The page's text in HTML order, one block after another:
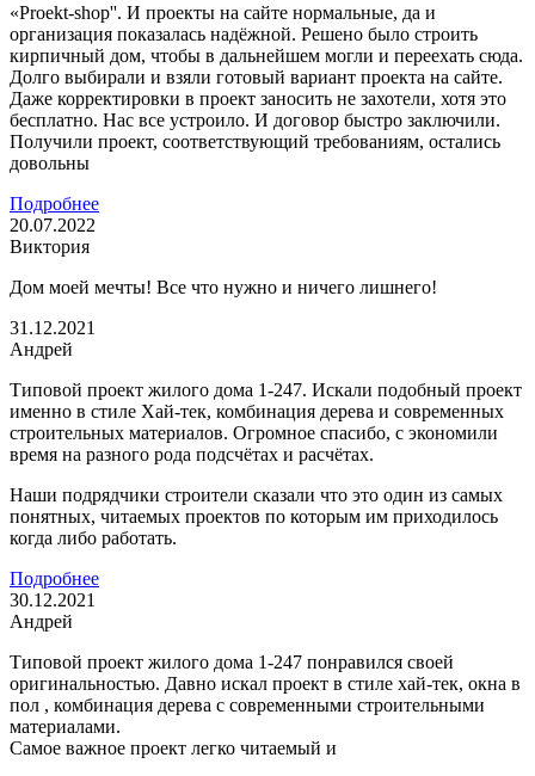
«Proekt-shop''. И проекты на сайте нормальные, да и
организация показалась надёжной. Решено было строить
кирпичный дом, чтобы в дальнейшем могли и переехать сюда.
Долго выбирали и взяли готовый вариант проекта на сайте.
Даже корректировки в проект заносить не захотели, хотя это
бесплатно. Нас все устроило. И договор быстро заключили.
Получили проект, соответствующий требованиям, остались
довольны
Подробнее
20.07.2022
Виктория
Дом моей мечты! Все что нужно и ничего лишнего!
31.12.2021
Андрей
Типовой проект жилого дома 1-247. Искали подобный проект
именно в стиле Хай-тек, комбинация дерева и современных
строительных материалов. Огромное спасибо, с экономили
время на разного рода подсчётах и расчётах.
Наши подрядчики строители сказали что это один из самых
понятных, читаемых проектов по которым им приходилось
когда либо работать.
Подробнее
30.12.2021
Андрей
Типовой проект жилого дома 1-247 понравился своей
оригинальностью. Давно искал проект в стиле хай-тек, окна в
пол , комбинация дерева с современными строительными
материалами.
Самое важное проект легко читаемый и